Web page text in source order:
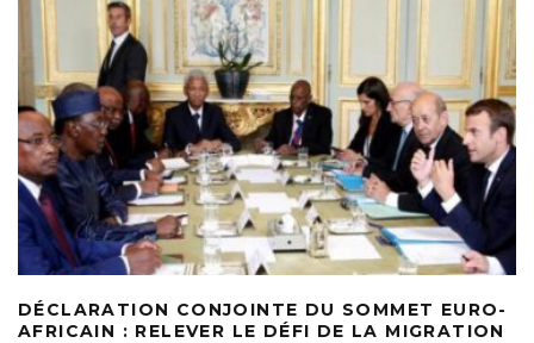
DÉCLARATION CONJOINTE DU SOMMET EURO-
AFRICAIN : RELEVER LE DÉFI DE LA MIGRATION